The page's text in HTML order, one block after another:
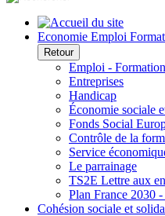
Economie Emploi
Retour
Emploi - Formation
Entreprises
Handicap
Économie sociale
Fonds Social
Contrôle de la
Service
Le parrainage
TS2E Lettre aux
Plan France 2030
Cohésion sociale et